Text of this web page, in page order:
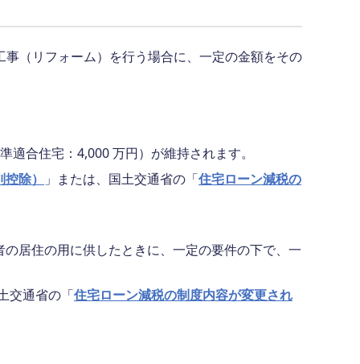
（リフォーム）を行う場合に、一定の金額をその
合住宅：4,000 万円）が維持されます。
除） 」または、国土交通省の「住宅ローン減税の
居住の用に供したときに、一定の要件の下で、一
交通省の「住宅ローン減税の制度内容が変更され